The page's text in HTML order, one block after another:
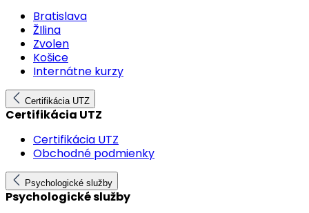
Bratislava
ŽIlina
Zvolen
Košice
Internátne kurzy
Certifikácia UTZ
Certifikácia UTZ
Certifikácia UTZ
Obchodné podmienky
Psychologické služby
Psychologické služby